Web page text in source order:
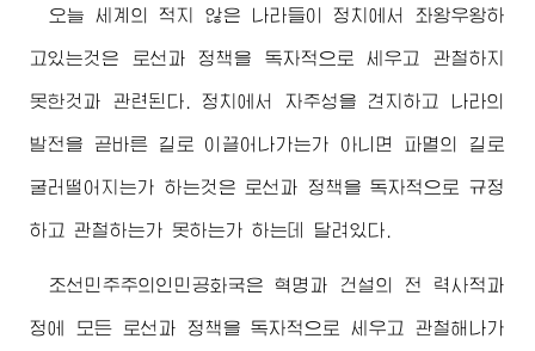
오늘 세계의 적지 않은 나라들이 정치에서 좌왕우왕하
고있는것은 로선과 정책을 독자적으로 세우고 관철하지
못한것과 관련된다. 정치에서 자주성을 견지하고 나라의
발전을 곧바른 길로 이끌어나가는가 아니면 파멸의 길로
굴러떨어지는가 하는것은 로선과 정책을 독자적으로 규정
하고 관철하는가 못하는가 하는데 달려있다.
조선민주주의인민공화국은 혁명과 건설의 전 력사적과
정에 모든 로선과 정책을 독자적으로 세우고 관철해나가